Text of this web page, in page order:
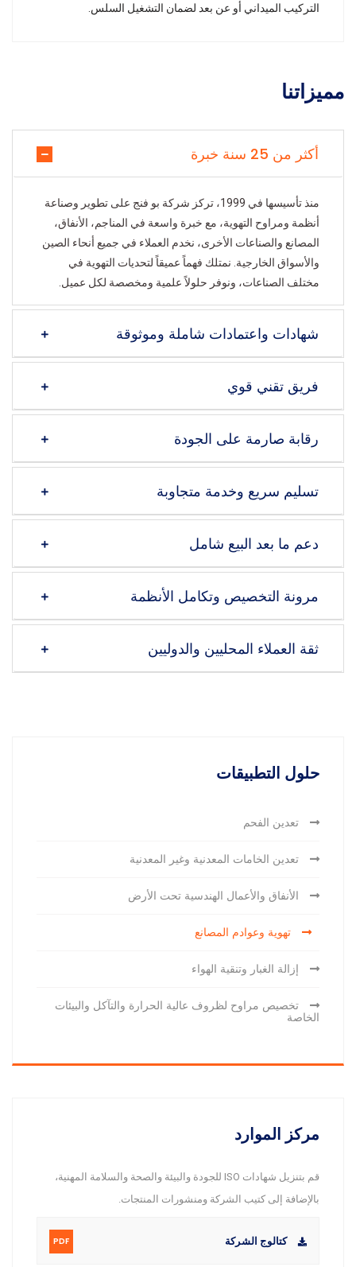
حلول التطبيقات
تعدين الفحم
تعدين الخامات المعدنية وغير المعدنية
الأنفاق والأعمال الهندسية تحت الأرض
تهوية وعوادم المصانع
إزالة الغبار وتنقية الهواء
تخصيص مراوح لظروف عالية الحرارة والتآكل والبيئات
الخاصة
مركز الموارد
قم بتنزيل شهادات ISO للجودة والبيئة والصحة والسلامة المهنية،
بالإضافة إلى كتيب الشركة ومنشورات المنتجات.
كتالوج الشركة PDF
التركيب الميداني أو عن بعد لضمان التشغيل السلس.
مميزاتنا
أكثر من 25 سنة خبرة
منذ تأسيسها في 1999، تركز شركة بو فنج على تطوير وصناعة
أنظمة ومراوح التهوية، مع خبرة واسعة في المناجم، الأنفاق،
المصانع والصناعات الأخرى، نخدم العملاء في جميع أنحاء الصين
والأسواق الخارجية. نمتلك فهماً عميقاً لتحديات التهوية في
مختلف الصناعات، ونوفر حلولاً علمية ومخصصة لكل عميل.
شهادات واعتمادات شاملة وموثوقة
فريق تقني قوي
رقابة صارمة على الجودة
تسليم سريع وخدمة متجاوبة
دعم ما بعد البيع شامل
مرونة التخصيص وتكامل الأنظمة
ثقة العملاء المحليين والدوليين